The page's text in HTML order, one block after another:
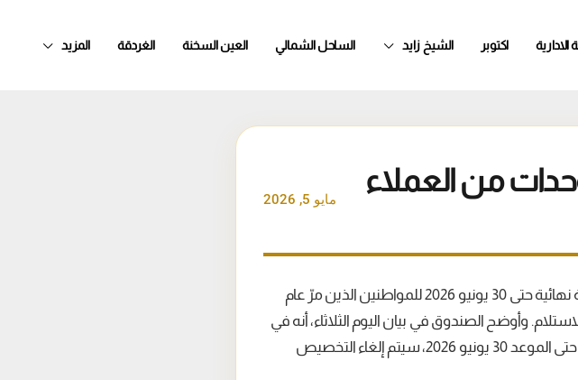
اكتوبر الشيخ زايد الساحل الشمالي العين السخنة الغردقة المزيد
من العملاء
مايو 5, 2026
قرر صندوق الإسكان الاجتماعي ودعم التمويل العقاري منح مهلة نهائية حتى 30 يونيو 2026 للمواطنين الذين مرّ عام
وأوضح الصندوق في بيان اليوم الثلاثاء، أنه في
حال عدم استلام المواطنين المخاطبين بالقرار لوحداتهم السكنية حتى الموعد 30 يونيو 2026، سيتم إلغاء التخصيص